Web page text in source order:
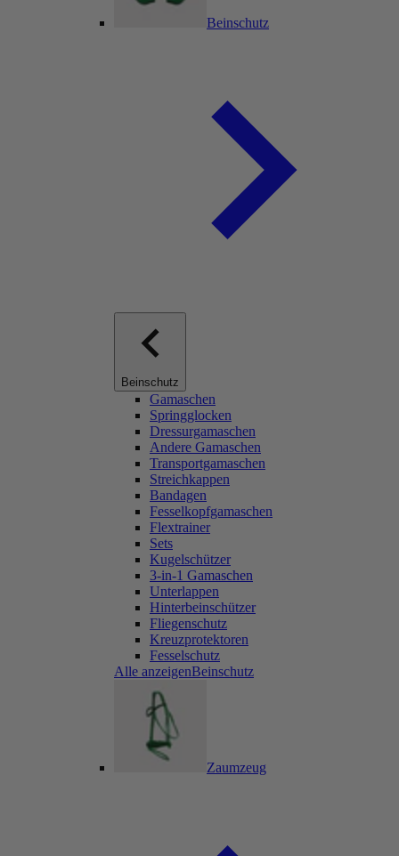
Beinschutz
Beinschutz
Gamaschen
Springglocken
Dressurgamaschen
Andere Gamaschen
Transportgamaschen
Streichkappen
Bandagen
Fesselkopfgamaschen
Flextrainer
Sets
Kugelschützer
3-in-1 Gamaschen
Unterlappen
Hinterbeinschützer
Fliegenschutz
Kreuzprotektoren
Fesselschutz
Alle anzeigenBeinschutz
Zaumzeug